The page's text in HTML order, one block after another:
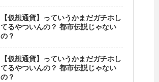
【仮想通貨】っていうかまだガチホし
てるやついんの？ 都市伝説じゃない
の？
【仮想通貨】っていうかまだガチホし
てるやついんの？ 都市伝説じゃない
の？